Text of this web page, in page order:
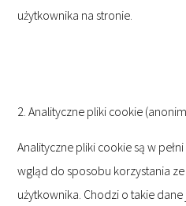
użytkownika na stronie.
2. Analityczne pliki cookie
Analityczne pliki cookie są w
wgląd do sposobu korzystania
użytkownika. Chodzi o takie